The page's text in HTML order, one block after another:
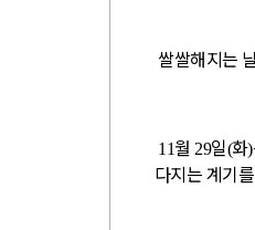
쌀쌀해지는
11월29일(화)
다지는 계기